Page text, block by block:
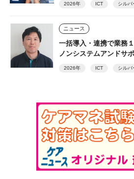
2026年 ICT シルバ
ニュース
一括導入・連携で業務
ノンシステムアンドサ
2026年 ICT シルバ